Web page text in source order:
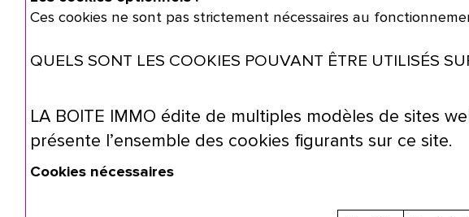
Ces cookies ne sont pas strictement nécessaires au
QUELS SONT LES COOKIES POUVANT ÊTRE UTILISÉS
LA BOITE IMMO édite de multiples modèles de sites
présente l’ensemble des cookies figurants sur ce site.
Cookies nécessaires